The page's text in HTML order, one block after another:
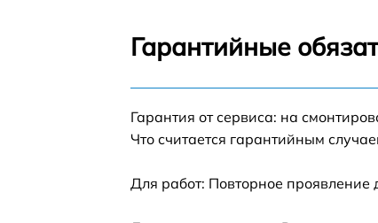
Ремонт/замена датчика температуры
Замена прокладки Polaris TT 80H
Гарантийные
Гарантия от сервиса: на
Что считается гарантийным
Для работ: Повторное